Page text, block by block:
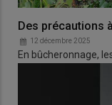
Des précautions
12 décembre 2025
En bûcheronnage,